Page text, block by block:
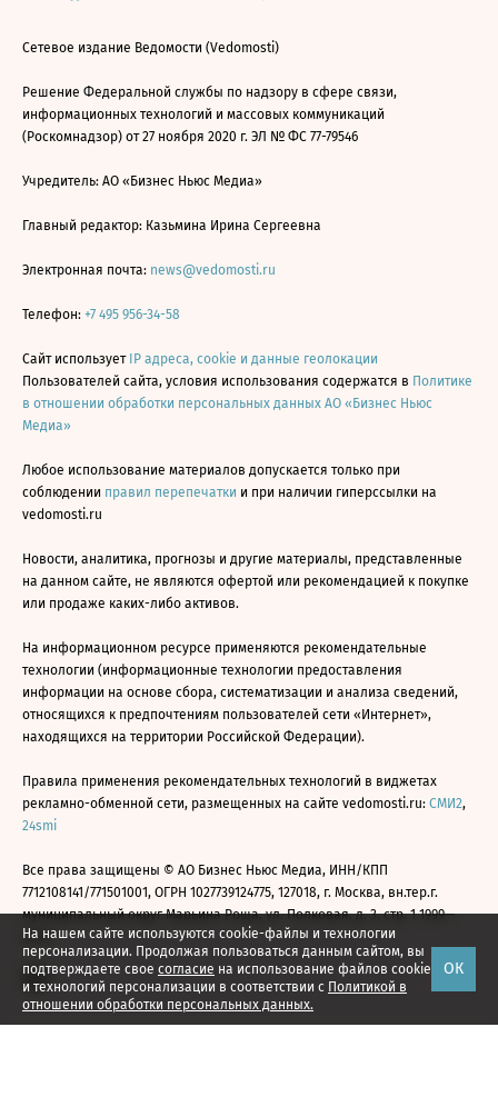
На нашем сайте используются cookie-файлы и технологии
персонализации. Продолжая пользоваться данным сайтом, вы
подтверждаете свое согласие на использование файлов cookie
и технологий персонализации в соответствии с Политикой в
отношении обработки персональных данных.
ОК
Сетевое издание Ведомости (Vedomosti)
Решение Федеральной службы по надзору в сфере связи,
информационных технологий и массовых коммуникаций
(Роскомнадзор) от 27 ноября 2020 г. ЭЛ № ФС 77-79546
Учредитель: АО «Бизнес Ньюс Медиа»
Главный редактор: Казьмина Ирина Сергеевна
Электронная почта: news@vedomosti.ru
Телефон: +7 495 956-34-58
Сайт использует IP адреса, cookie и данные геолокации
Пользователей сайта, условия использования содержатся в Политике
в отношении обработки персональных данных АО «Бизнес Ньюс
Медиа»
Любое использование материалов допускается только при
соблюдении правил перепечатки и при наличии гиперссылки на
vedomosti.ru
Новости, аналитика, прогнозы и другие материалы, представленные
на данном сайте, не являются офертой или рекомендацией к покупке
или продаже каких-либо активов.
На информационном ресурсе применяются рекомендательные
технологии (информационные технологии предоставления
информации на основе сбора, систематизации и анализа сведений,
относящихся к предпочтениям пользователей сети «Интернет»,
находящихся на территории Российской Федерации).
Правила применения рекомендательных технологий в виджетах
рекламно-обменной сети, размещенных на сайте vedomosti.ru: СМИ2,
24smi
Все права защищены © АО Бизнес Ньюс Медиа, ИНН/КПП
7712108141/771501001, ОГРН 1027739124775, 127018, г. Москва, вн.тер.г.
муниципальный округ Марьина Роща, ул. Полковая, д. 3, стр. 1 1999—
2026